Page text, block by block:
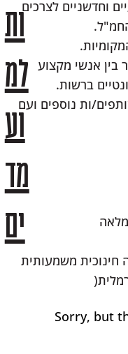
ות
למ
וע
מד
ים
מתן‭ ‬מענה‭ ‬מקצועי‭ ‬באמצעות‭ ‬חיבור‭ ‬בין‭ ‬אנשי‭ ‬מקצוע‭
לפחות‭ ‬2‭ ‬שנות‭ ‬ניסיון‭ ‬מוכח‭ ‬בעשייה‭ ‬חינוכית‭ ‬משמעותית‭
Sorry, but